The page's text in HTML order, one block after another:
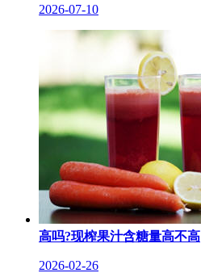
2026-07-10
高吗?现榨果汁含糖量高不高
2026-02-26